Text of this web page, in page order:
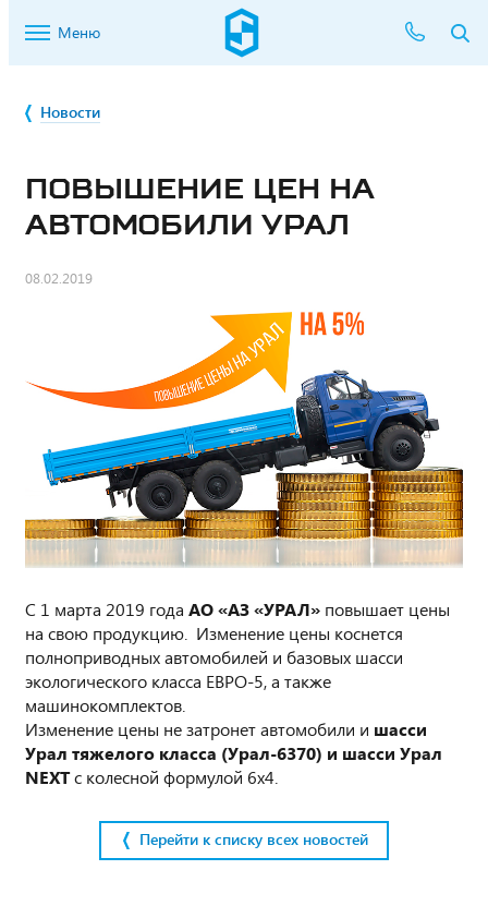
Меню
Новости
ПОВЫШЕНИЕ ЦЕН НА
АВТОМОБИЛИ УРАЛ
08.02.2019
С 1 марта 2019 года АО «АЗ «УРАЛ» повышает цены
на свою продукцию. Изменение цены коснется
полноприводных автомобилей и базовых шасси
экологического класса ЕВРО-5, а также
машинокомплектов.
Изменение цены не затронет автомобили и шасси
Урал тяжелого класса (Урал-6370) и шасси Урал
NEXTс колесной формулой 6х4.
Перейти к списку всех новостей